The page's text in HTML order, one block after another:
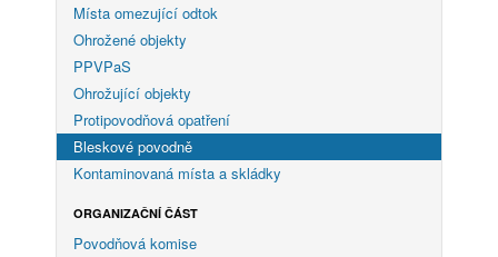
Místa omezující odtok
Ohrožené objekty
PPVPaS
Ohrožující objekty
Protipovodňová opatření
Bleskové povodně
Kontaminovaná místa a skládky
ORGANIZAČNÍ ČÁST
Povodňová komise